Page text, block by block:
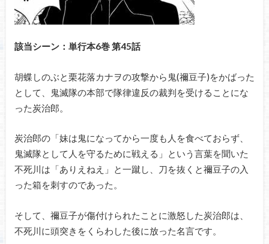
該当シーン：単行本6巻 第45話
胡蝶しのぶと栗花落カナヲの攻撃から鬼(禰豆子)をかばった
として、鬼滅隊の本部で隊律違反の裁判を受けることにな
った炭治郎。
炭治郎の「妹は鬼になってから一度も人を食べておらず、
鬼滅隊として人を守るために戦える」という言葉を聞いた
不死川は「ありえねえ」と一蹴し、刀を抜くと禰豆子の入
った箱を刺すのであった。
そして、禰豆子が傷付けられたことに激怒した炭治郎は、
不死川に頭突きをくらわした後に放った名言です。